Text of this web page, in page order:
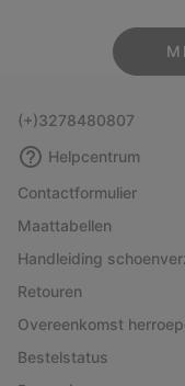
(+)3278480807
Helpcentrum
Contactformulier
Maattabellen
Handleiding
Retouren
Overeenkomst
Bestelstatus